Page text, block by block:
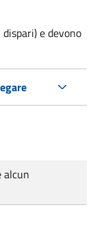
e devono
alcun